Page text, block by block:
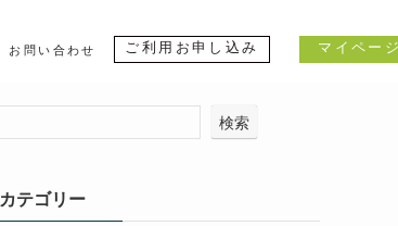
ブログ｜死生観のうつろい お問い合わせ
検索
カテゴリー